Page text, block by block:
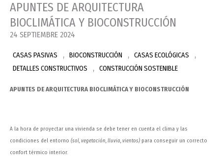
APUNTES DE ARQUITECTURA
BIOCLIMÁTICA Y BIOCONSTRUCCIÓN
24 SEPTIEMBRE 2024
CASAS PASIVAS , BIOCONSTRUCCIÓN , CASAS ECOLÓGICAS ,
DETALLES CONSTRUCTIVOS , CONSTRUCCIÓN SOSTENIBLE
APUNTES DE ARQUITECTURA BIOCLIMÁTICA Y BIOCONSTRUCCIÓN
A la hora de proyectar una vivienda se debe tener en cuenta el clima y las
condiciones del entorno (sol, vegetación, lluvia, vientos) para conseguir un correcto
confort térmico interior.